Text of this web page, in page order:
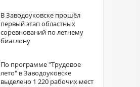
В Заводоуковске прошёл
первый этап областных
соревнований по летнему
биатлону
По программе "Трудовое
лето" в Заводоуковске
выделено 1 220 рабочих мест